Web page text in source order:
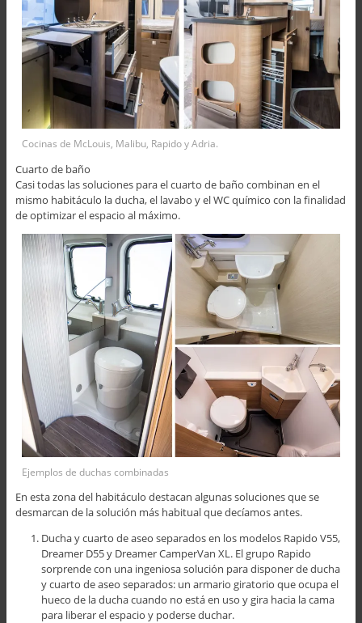
Cocinas de McLouis, Malibu, Rapido y Adria.
Cuarto de baño
Casi todas las soluciones para el cuarto de baño combinan en el
mismo habitáculo la ducha, el lavabo y el WC químico con la finalidad
de optimizar el espacio al máximo.
Ejemplos de duchas combinadas
En esta zona del habitáculo destacan algunas soluciones que se
desmarcan de la solución más habitual que decíamos antes.
Ducha y cuarto de aseo separados en los modelos Rapido V55,
Dreamer D55 y Dreamer CamperVan XL. El grupo Rapido
sorprende con una ingeniosa solución para disponer de ducha
y cuarto de aseo separados: un armario giratorio que ocupa el
hueco de la ducha cuando no está en uso y gira hacia la cama
para liberar el espacio y poderse duchar.